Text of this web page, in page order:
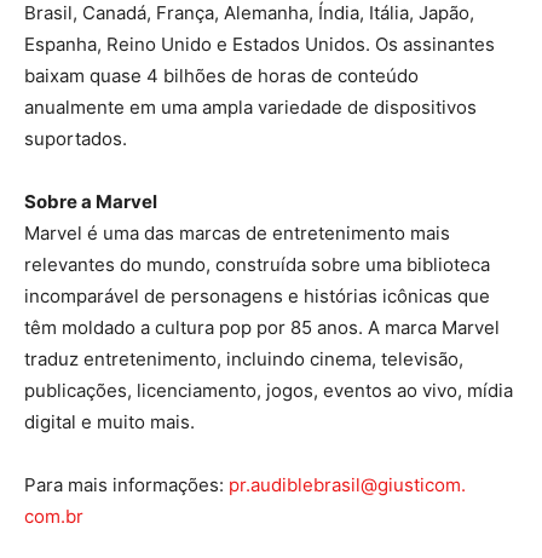
Brasil, Canadá, França, Alemanha, Índia, Itália, Japão,
Espanha, Reino Unido e Estados Unidos. Os assinantes
baixam quase 4 bilhões de horas de conteúdo
anualmente em uma ampla variedade de dispositivos
suportados.
Sobre a Marvel
Marvel é uma das marcas de entretenimento mais
relevantes do mundo, construída sobre uma biblioteca
incomparável de personagens e histórias icônicas que
têm moldado a cultura pop por 85 anos. A marca Marvel
traduz entretenimento, incluindo cinema, televisão,
publicações, licenciamento, jogos, eventos ao vivo, mídia
digital e muito mais.
Para mais informações: pr.audiblebrasil@giusticom.
com.br